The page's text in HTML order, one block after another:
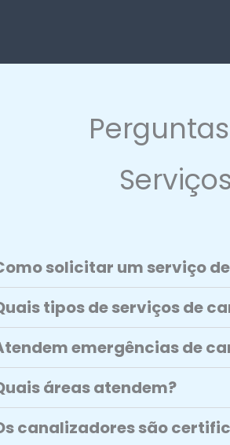
solicitar um serviço
tipos de serviços de
emergências de
áreas atendem?
canalizadores são